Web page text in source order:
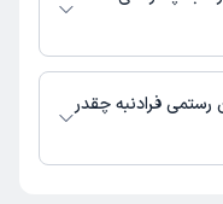
مطب مشخص می‌شود.
فرادنبه چقدر